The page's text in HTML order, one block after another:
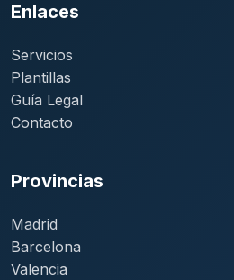
Enlaces
Servicios
Plantillas
Guía Legal
Contacto
Provincias
Madrid
Barcelona
Valencia